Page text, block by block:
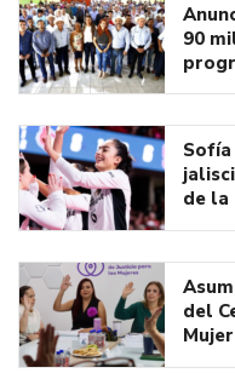
90
de la
del